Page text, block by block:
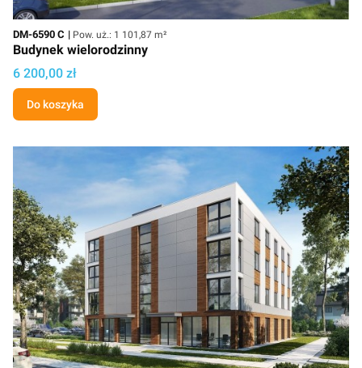
Kod
DM-6590 C Powierzchnia użytkowa
Pow. uż.: 1 101,87 m²
Budynek wielorodzinny
Cena projektu
6 200,00 zł
Do koszyka